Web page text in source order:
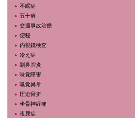
不眠症
五十肩
交通事故治療
便秘
内視鏡検査
冷え症
副鼻腔炎
味覚障害
嗅覚異常
圧迫骨折
坐骨神経痛
夜尿症